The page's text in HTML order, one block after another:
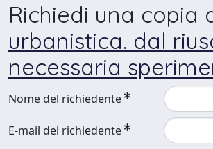
Richiedi una copia
urbanistica. dal
necessaria
Nome del richiedente
E-mail del richiedente